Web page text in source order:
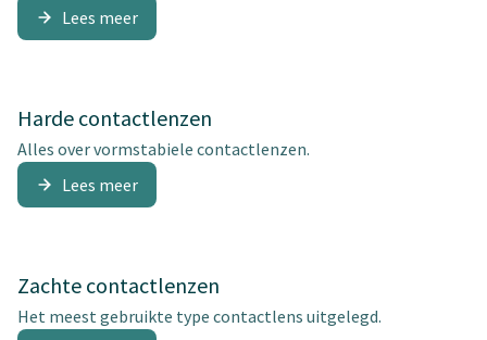
Lees meer
Harde contactlenzen
Alles over vormstabiele contactlenzen.
Lees meer
Zachte contactlenzen
Het meest gebruikte type contactlens uitgelegd.